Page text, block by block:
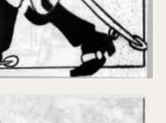
PARACHUTISTES MILITAIRES
d’instruction
individuelles